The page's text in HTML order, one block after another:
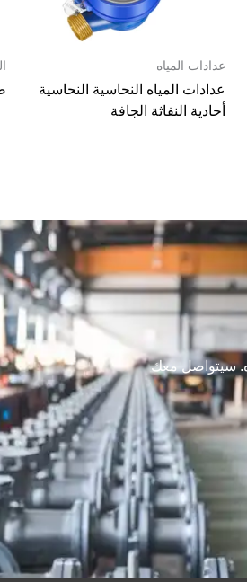
عدادات المياه
عدادات المياه النحاسية النحاسية
أحادية النفاثة الجافة
سيتواصل معك